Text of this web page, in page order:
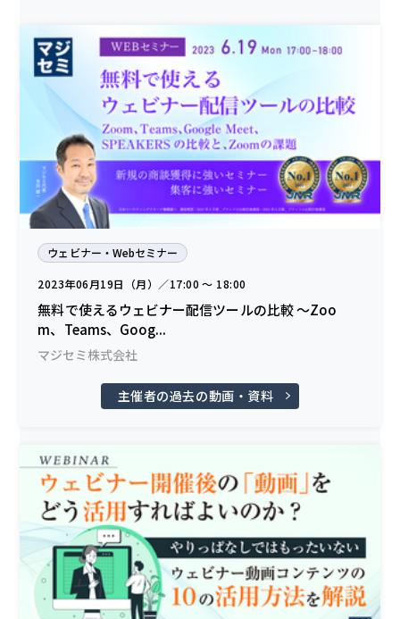
ウェビナー・Webセミナー
2023年06月19日（月）／17:00 〜 18:00
無料で使えるウェビナー配信ツールの比較 ～Zoo
m、Teams、Goog...
マジセミ株式会社
主催者の過去の動画・資料